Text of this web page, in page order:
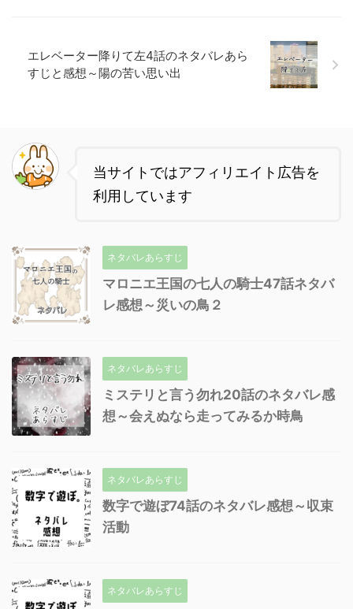
エレベーター降りて左4話のネタバレあら
すじと感想～陽の苦い思い出
当サイトではアフィリエイト広告を
利用しています
ネタバレあらすじ
マロニエ王国の七人の騎士47話ネタバ
レ感想～災いの鳥２
ネタバレあらすじ
ミステリと言う勿れ20話のネタバレ感
想～会えぬなら走ってみるか時鳥
ネタバレあらすじ
数字で遊ぼ74話のネタバレ感想～収束
活動
ネタバレあらすじ